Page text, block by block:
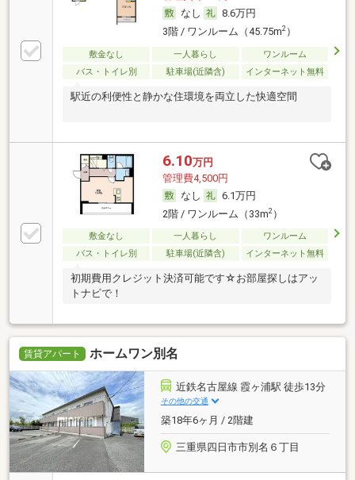
なし
8.6万円
3階 / ワンルーム（45.75m2）
敷金なし 一人暮らし
ワンルーム
バス・トイレ別
駐車場(近隣含) インターネット無料
駅近の利便性と静かな住環境を両立した快適空間
6.10万円
管理費4,500円
なし
6.1万円
2階 / ワンルーム（33m2）
敷金なし 一人暮らし
ワンルーム
バス・トイレ別
駐車場(近隣含) インターネット無料
初期費用クレジット決済可能です☆お部屋探しはアッ
トナビで！
賃貸アパート ホームワン別名
近鉄名古屋線 霞ヶ浦駅 徒歩13分
その他の交通
築18年6ヶ月 / 2階建
三重県四日市市別名６丁目